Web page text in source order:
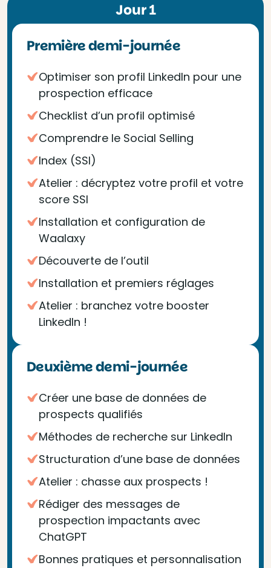
Jour 1
Première demi-journée
Optimiser son profil LinkedIn pour une
prospection efficace
Checklist d’un profil optimisé
Comprendre le Social Selling
Index (SSI)
Atelier : décryptez votre profil et votre
score SSI
Installation et configuration de
Waalaxy
Découverte de l’outil
Installation et premiers réglages
Atelier : branchez votre booster
LinkedIn !
Deuxième demi-journée
Créer une base de données de
prospects qualifiés
Méthodes de recherche sur LinkedIn
Structuration d’une base de données
Atelier : chasse aux prospects !
Rédiger des messages de
prospection impactants avec
ChatGPT
Bonnes pratiques et personnalisation